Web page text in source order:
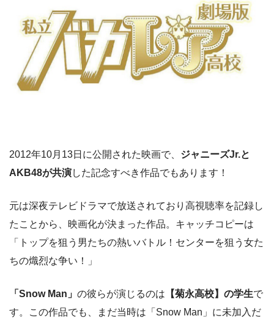
2012年10月13日に公開された映画で、 ジャニーズJr.と
AKB48が共演した記念すべき作品でもあります！
元は深夜テレビドラマで放送されており高視聴率を記録し
たことから、映画化が決まった作品。キャッチコピーは
「トップを狙う男たちの熱いバトル！センターを狙う女た
ちの熾烈な争い！」
「Snow Man」 の彼らが演じるのは 【菊永高校】の学生で
す。この作品でも、まだ当時は「Snow Man」に未加入だ